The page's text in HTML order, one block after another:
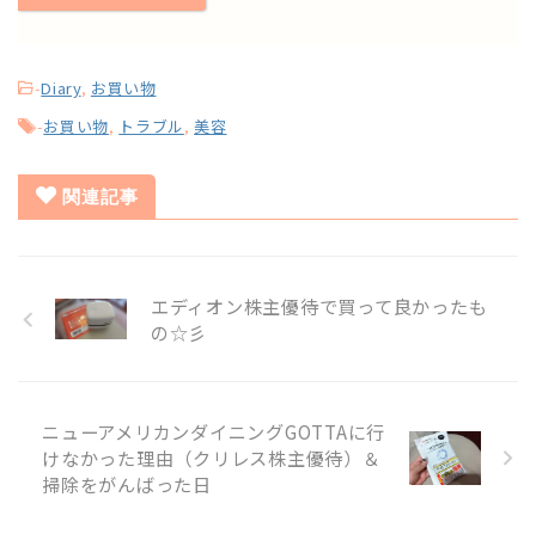
-Diary, お買い物
-お買い物, トラブル,美容
関連記事
エディオン株主優待で買って良かったも
の☆彡
ニューアメリカンダイニングGOTTAに行
けなかった理由（クリレス株主優待）＆
掃除をがんばった日